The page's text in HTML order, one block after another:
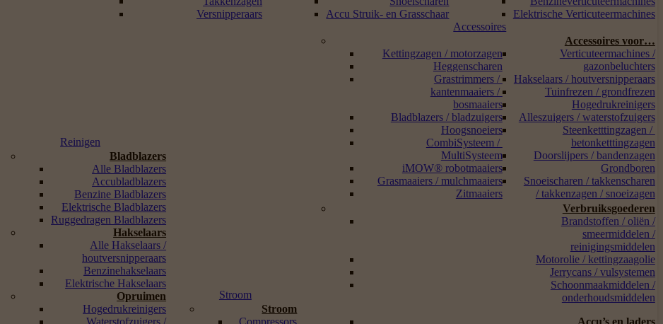
Versnipperaars
Accu Struik- en Grasschaar
Elektrische Verticuteermachines
Reinigen
Bladblazers
Alle Bladblazers
Accubladblazers
Benzine Bladblazers
Elektrische Bladblazers
Ruggedragen Bladblazers
Hakselaars
Alle Hakselaars /
houtversnipperaars
Benzinehakselaars
Elektrische Hakselaars
Opruimen
Hogedrukreinigers
Waterstofzuigers /
Stroom
Stroom
Compressors
Accessoires
Accessoires voor…
Kettingzagen / motorzagen
Heggenscharen
Grastrimmers /
kantenmaaiers /
bosmaaiers
Bladblazers / bladzuigers
Hoogsnoeiers
CombiSysteem /
MultiSysteem
iMOW® robotmaaiers
Grasmaaiers / mulchmaaiers
Zitmaaiers
Verticuteermachines /
gazonbeluchters
Hakselaars / houtversnipperaars
Tuinfrezen / grondfrezen
Hogedrukreinigers
Alleszuigers / waterstofzuigers
Steenketttingzagen /
betonketttingzagen
Doorslijpers / bandenzagen
Grondboren
Snoeischaren / takkenscharen
/ takkenzagen / snoeizagen
Verbruiksgoederen
Brandstoffen / oliën /
smeermiddelen /
reinigingsmiddelen
Motorolie / kettingzaagolie
Jerrycans / vulsystemen
Schoonmaakmiddelen /
onderhoudsmiddelen
Accu’s en laders